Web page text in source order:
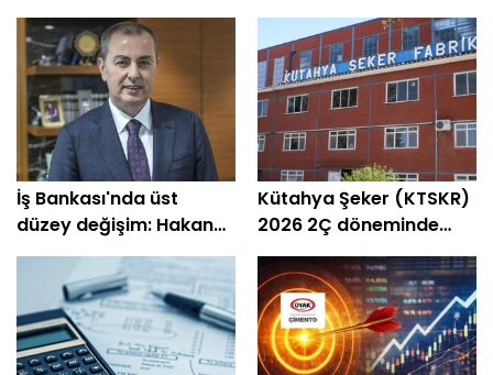
İş Bankası'nda üst
düzey değişim: Hakan
Aran görevini
devrediyor
Kütahya Şeker (KTSKR)
2026 2Ç döneminde
zarar etti